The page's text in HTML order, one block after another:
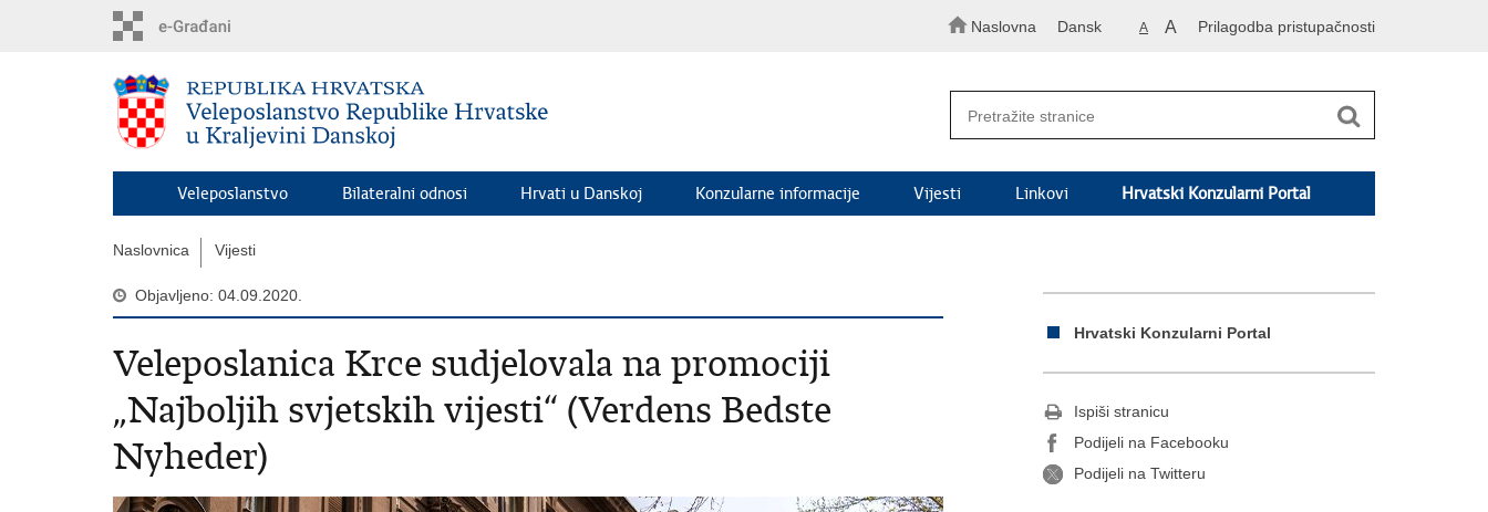
Naslovna Dansk A A Prilagodba pristupačnosti
Veleposlanstvo Bilateralni odnosi Hrvati u Danskoj Konzularne informacije Vijesti Linkovi Hrvatski Konzularni Portal
Naslovnica Vijesti
Objavljeno: 04.09.2020.
Veleposlanica Krce sudjelovala na promociji
„Najboljih svjetskih vijesti“ (Verdens Bedste
Nyheder)
Hrvatski Konzularni Portal
Ispiši stranicu
Podijeli na Facebooku
Podijeli na Twitteru